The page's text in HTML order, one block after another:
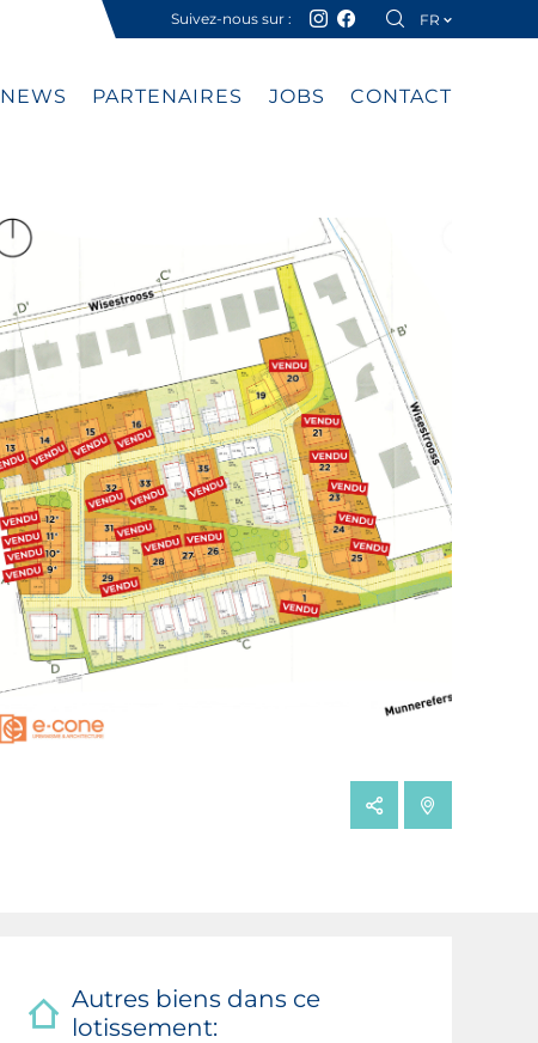
Suivez-nous sur : FR
NEWS PARTENAIRES JOBS CONTACT
Autres biens dans ce
lotissement: